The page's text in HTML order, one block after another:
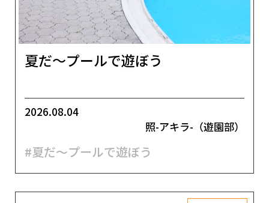
夏だ～プールで遊ぼう
2026.08.04
照-アキラ-（遊園部）
#夏だ～プールで遊ぼう